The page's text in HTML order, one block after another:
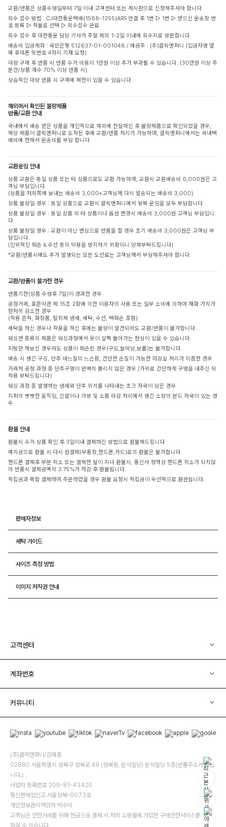
교환/반품은 상품수령일부터 7일 이내 고객센터 또는 게시판으로 신청해주셔야 합니다.
회수 접수 방법 : CJ대한통운택배(1588-1255)ARS 연결 후 1번 ▷ 1번 ▷ 받으신 운송장 번
호 등록 ▷ 착불로 선택 ▷ 회수접수 완료
회수 접수 후 대한통운 담당 기사가 주말 제외 1-2일 이내에 회수지로 방문합니다.
배송비 입금계좌 : 국민은행 512637-01-001048 / 예금주 : (주)클릭앤퍼니 (입금자명 옆
에 휴대폰 뒷번호 4자리 기재 요청)
대량 구매 후 반품 시 반품 수거 비용이 1만원 이상 추가 부과될 수 있습니다. (30만원 이상 주
문건/상품 개수 70% 이상 반품 시)
상습적인 대량 반품 시 구매에 제한이 있을 수 있습니다.
해외에서 확인된 불량제품
반품/교환 안내
국내에서 배송 받은 상품을 개인적으로 해외에 전달하신 후 불량제품으로 확인되었을 경우,
해당 제품이 클릭앤퍼니로 도착된 후에 교환/반품 처리가 가능하며, 클릭앤퍼니에서는 국내택
배비에 한해서 운송비를 부담 합니다
교환운임 안내
상품 교환은 동일 상품 또는 타 상품으로도 교환 가능하며, 교환시 교환배송비 6,000원은 고
객님 부담입니다.
(상품을 저희쪽에 보내는 배송비 3,000+고객님께 다시 발송되는 배송비 3,000)
상품 불량일 경우 : 동일 상품으로 교환시 클릭앤퍼니에서 왕복 운임을 모두 부담합니다.
상품 불량일 경우 : 동일 상품 외 타 상품이나 옵션 변경시 배송비 3,000원 고객님 부담입니
다.
상품 불량일 경우 : 교환이 아닌 변심으로 반품을 할 경우 초기 배송비 3,000원은 고객님 부
담입니다.
(인위적인 훼손 & 수선 등의 악용을 방지하기 위함이니 양해부탁드립니다)
*교환/반품시에도 추가 발생되는 모든 도선료는 고객님께서 부담해주셔야 합니다.
교환/반품이 불가한 경우
반품기한(상품 수령후 7일)이 경과한 경우
공정거래, 표준약관 제 15조 2항에 의한 이용자의 사용 또는 일부 소비에 의하여 재화 가치가
현저히 감소한 경우
(착용 흔적, 화장품, 탈취제 냄새, 세탁, 수선, 택훼손 포함)
세탁을 하신 경우나 착용을 하신 후에는 불량이 발견되어도 교환/반품이 불가합니다.
워싱면 종류의 제품은 워싱과정에서 옷이 살짝 돌아가는 현상이 있을 수 있습니다.
피팅만 해보신 경우라도 상품이 훼손된 경우(구김,늘어남,보풀)는 불가합니다.
배송 시 생긴 구김, 단추 바느질의 느슨함, 간단한 손질이 가능한 마감실 처리가 미흡한 경우
거래처 공정 과정 중 단추구멍이 완벽히 뚫리지 않은 경우 (가위로 간단하게 구멍을 내주신 뒤
착용 부탁드립니다)
워싱 과정 중 발생하는 냄새와 단추 위치를 나타내는 초크 자국이 남은 경우
지퍼의 뻣뻣한 움직임, 신발이나 가방 및 소품 마감 처리에서 생긴 소량의 본드 자국이 있는 경
우
환불 안내
환불시 수거 상품 확인 후 3일이내 결제하신 방법으로 환불해드립니다
예치금으로 환불 시 다시 원결제(무통장,핸드폰,카드)로의 환불은 불가합니다.
핸드폰 결제후 부분 취소 또는 결제한 달이 지나 환불시, 통신사 정책상 핸드폰 취소가 되지않
아 반품시 결제금액의 3.75%가 차감 후 환불됩니다.
적립금과 복합 결제하여 주문하였을 경우 환불 요청시 적립금이 우선적으로 환원됩니다.
판매자정보
세탁 가이드
사이즈 측정 방법
이미지 저작권 안내
고객센터
계좌번호
커뮤니티
(주)클릭앤퍼니/김예중
02880 서울특별시 성북구 성북로 49 (성북동, 운석빌딩) 운석빌딩 5층(반품주소가 아닙
니다.)
사업자 등록번호 209-81-43420
통신판매업신고 서울성북-0073호
개인정보관리책임자 박수미
고객님은 안전거래를 위해 현금으로 결제 시 저희 소핑몰에 가입한 구매안전서비스를 이용
하실 수 있습니다.